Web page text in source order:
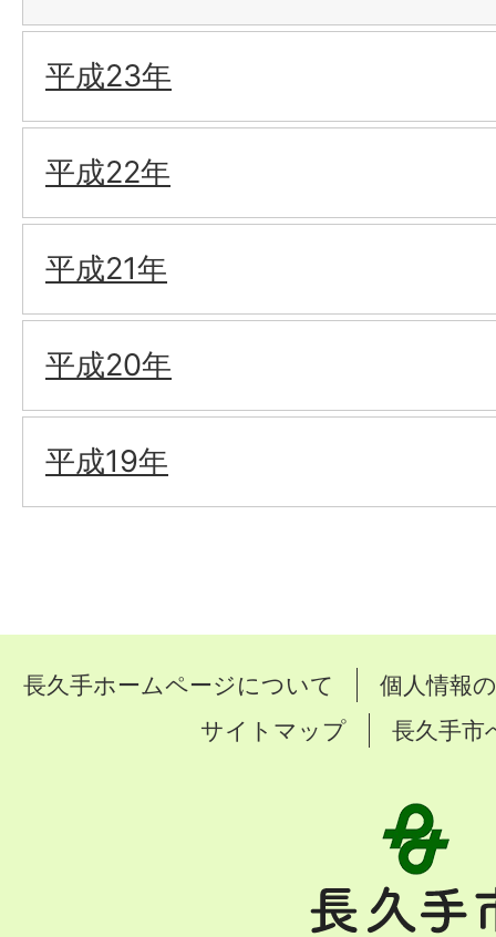
平成23年
平成22年
平成21年
平成20年
平成19年
長久手ホームページについて
個人情報
サイトマップ
長久手市
手